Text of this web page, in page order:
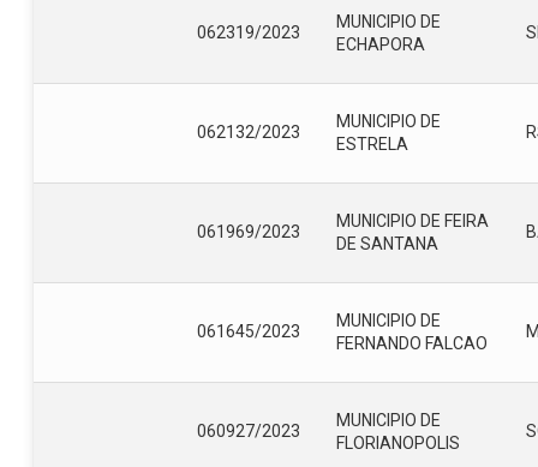
062319/2023
MUNICIPIO DE
ECHAPORA
062132/2023
MUNICIPIO DE
ESTRELA
061969/2023
MUNICIPIO DE FEIRA
DE SANTANA
061645/2023
MUNICIPIO DE
FERNANDO FALCAO
060927/2023
MUNICIPIO DE
FLORIANOPOLIS